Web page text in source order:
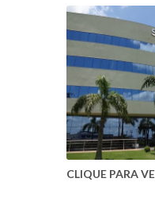
CLIQUE PARA